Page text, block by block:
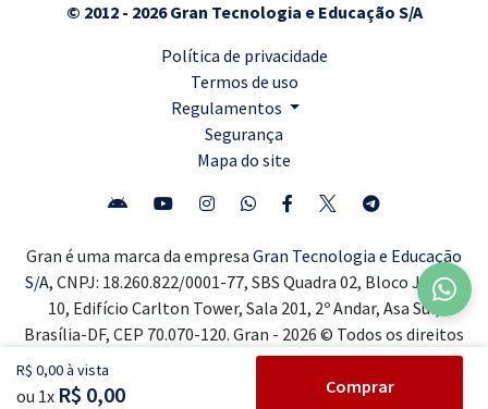
R$ 0,00 à vista
ou 1x R$ 0,00 Comprar
© 2012 - 2026 Gran Tecnologia e Educação S/A
Política de privacidade
Termos de uso
Regulamentos
Segurança
Mapa do site
Gran é uma marca da empresa Gran Tecnologia e Educação
S/A, CNPJ: 18.260.822/0001-77, SBS Quadra 02, Bloco J, Lote
10, Edifício Carlton Tower, Sala 201, 2º Andar, Asa Sul,
Brasília-DF, CEP 70.070-120. Gran - 2026 © Todos os direitos
reservados ®